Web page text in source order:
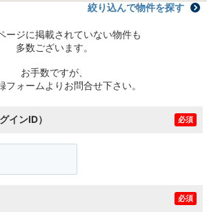
絞り込んで物件を探す
ージに掲載されていない物件も
多数ございます。
お手数ですが、
フォームよりお問合せ下さい。
インID） 必須
必須